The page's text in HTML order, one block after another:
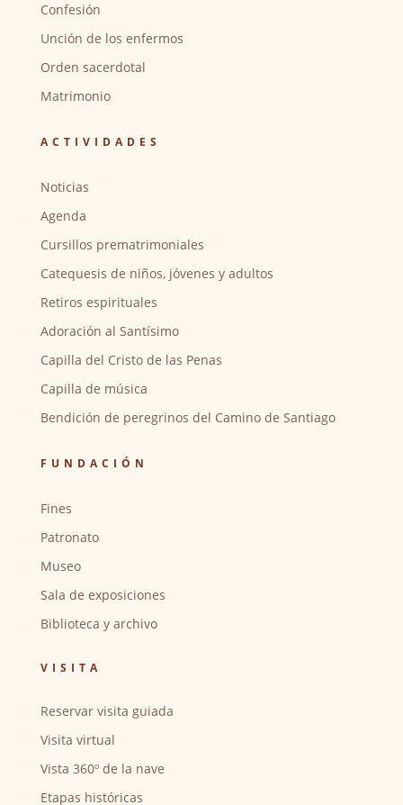
Confesión
Unción de los enfermos
Orden sacerdotal
Matrimonio
ACTIVIDADES
Noticias
Agenda
Cursillos prematrimoniales
Catequesis de niños, jóvenes y adultos
Retiros espirituales
Adoración al Santísimo
Capilla del Cristo de las Penas
Capilla de música
Bendición de peregrinos del Camino de Santiago
FUNDACIÓN
Fines
Patronato
Museo
Sala de exposiciones
Biblioteca y archivo
VISITA
Reservar visita guiada
Visita virtual
Vista 360º de la nave
Etapas históricas